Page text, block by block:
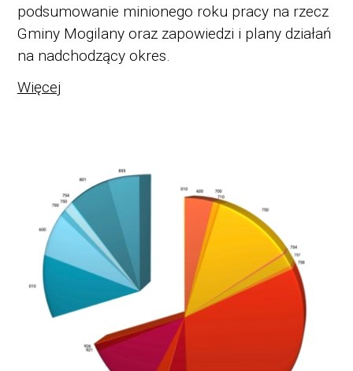
podsumowanie minionego roku pracy na rzecz
Gminy Mogilany oraz zapowiedzi i plany działań
na nadchodzący okres.
Więcej